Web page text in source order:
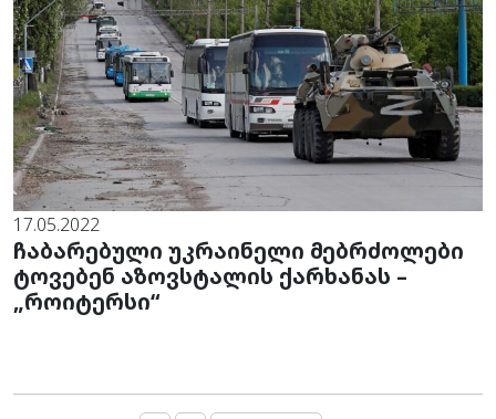
17.05.2022
ჩაბარებული უკრაინელი მებრძოლები
ტოვებენ აზოვსტალის ქარხანას –
„როიტერსი“